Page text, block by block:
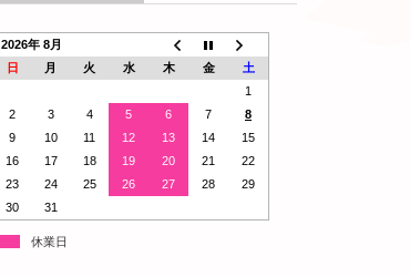
2026年 8月
日
月 火 水 木 金
土
1
2
3 4 5 6 7
8
9
10 11 12 13 14
15
16
17 18 19 20 21
22
23
24 25 26 27 28
29
30
31
休業日